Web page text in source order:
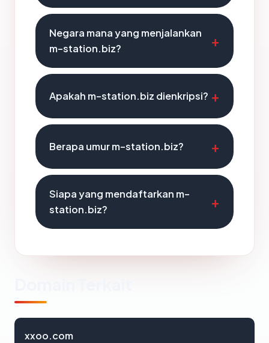
Negara mana yang menjalankan
m-station.biz?
Apakah m-station.biz dienkripsi?
Berapa umur m-station.biz?
Siapa yang mendaftarkan m-
station.biz?
xxoo.com